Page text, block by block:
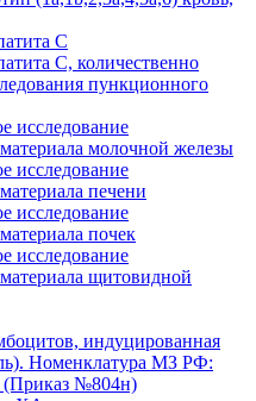
C
C, количественно
пункционного
исследование
молочной железы
исследование
печени
исследование
почек
исследование
щитовидной
индуцированная
Номенклатура МЗ РФ:
(Приказ №804н)